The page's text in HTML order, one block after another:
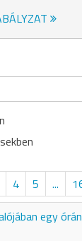
4 5 ...
egy